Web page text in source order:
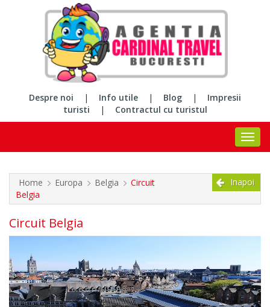
Despre noi | Info utile | Blog |
Impresii
turisti
| Contractul cu turistul
Home Europa Belgia
Circuit
Belgia
Inapoi
Circuit Belgia